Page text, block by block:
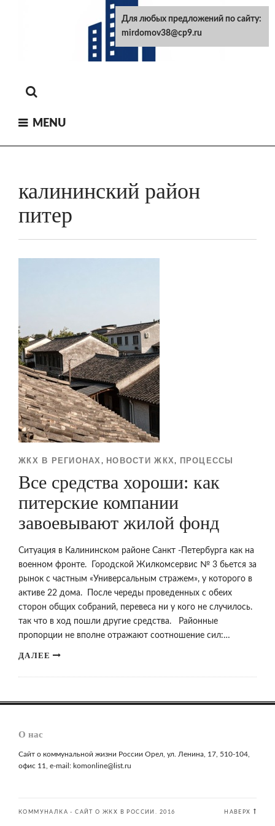
MENU
калининский район
питер
ЖКХ В РЕГИОНАХ, НОВОСТИ ЖКХ, ПРОЦЕССЫ
Все средства хороши: как
питерские компании
завоевывают жилой фонд
Ситуация в Калининском районе Санкт -Петербурга как на
военном фронте. Городской Жилкомсервис № 3 бьется за
рынок с частным «Универсальным стражем», у которого в
активе 22 дома. После череды проведенных с обеих
сторон общих собраний, перевеса ни у кого не случилось.
так что в ход пошли другие средства. Районные
пропорции не вполне отражают соотношение сил:…
ДАЛЕЕ
О нас
Сайт о коммунальной жизни России Орел, ул. Ленина, 17, 510-104,
офис 11, e-mail: komonline@list.ru
КОММУНАЛКА - САЙТ О ЖКХ В РОССИИ. 2016 НАВЕРХ
Для любых предложений по сайту:
mirdomov38@cp9.ru